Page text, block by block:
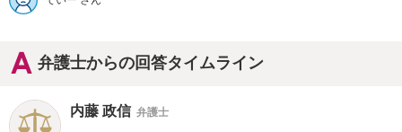
弁護士からの回答タイムライン
内藤 政信 弁護士